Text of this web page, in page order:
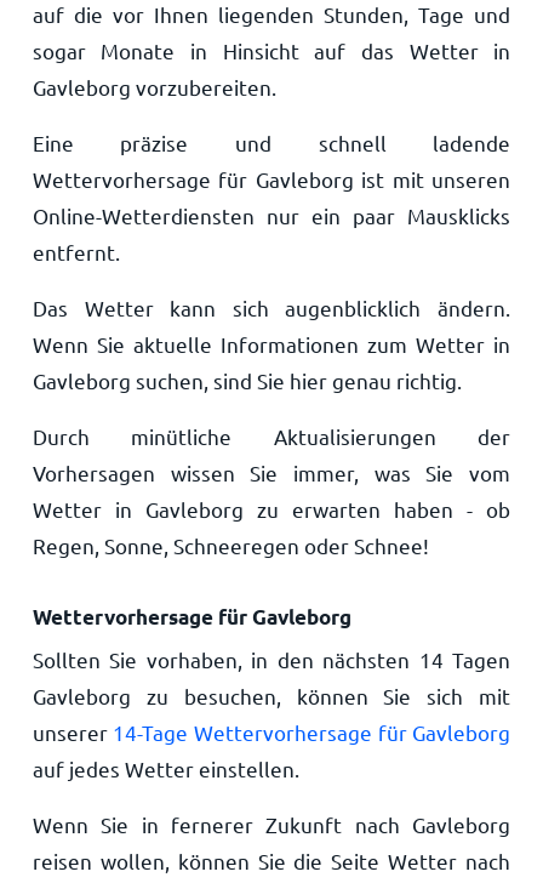
auf die vor Ihnen liegenden Stunden, Tage und
sogar Monate in Hinsicht auf das Wetter in
Gavleborg vorzubereiten.
Eine präzise und schnell ladende
Wettervorhersage für Gavleborg ist mit unseren
Online-Wetterdiensten nur ein paar Mausklicks
entfernt.
Das Wetter kann sich augenblicklich ändern.
Wenn Sie aktuelle Informationen zum Wetter in
Gavleborg suchen, sind Sie hier genau richtig.
Durch minütliche Aktualisierungen der
Vorhersagen wissen Sie immer, was Sie vom
Wetter in Gavleborg zu erwarten haben - ob
Regen, Sonne, Schneeregen oder Schnee!
Wettervorhersage für Gavleborg
Sollten Sie vorhaben, in den nächsten 14 Tagen
Gavleborg zu besuchen, können Sie sich mit
unserer 14-Tage Wettervorhersage für Gavleborg
auf jedes Wetter einstellen.
Wenn Sie in fernerer Zukunft nach Gavleborg
reisen wollen, können Sie die Seite Wetter nach